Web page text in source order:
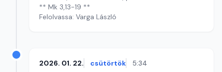
** Mk 3,13-19 **
Felolvassa: Varga László
2026. 01. 22. csütörtök 5:34